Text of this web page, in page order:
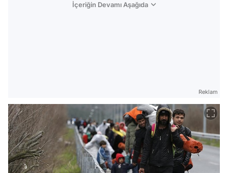
İçeriğin Devamı Aşağıda
Reklam